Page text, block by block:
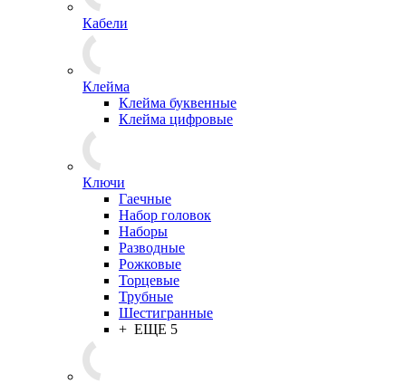
Кабели
Клейма
Клейма буквенные
Клейма цифровые
Ключи
Гаечные
Набор головок
Наборы
Разводные
Рожковые
Торцевые
Трубные
Шестигранные
+ ЕЩЕ 5